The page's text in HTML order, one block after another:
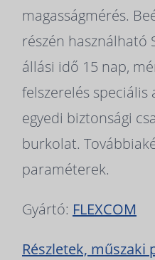
magasságmérés.
részén használható
állási idő 15 nap,
felszerelés
egyedi biztonsági
burkolat.
paraméterek.
Gyártó: FLEXCOM
Részletek, műszaki